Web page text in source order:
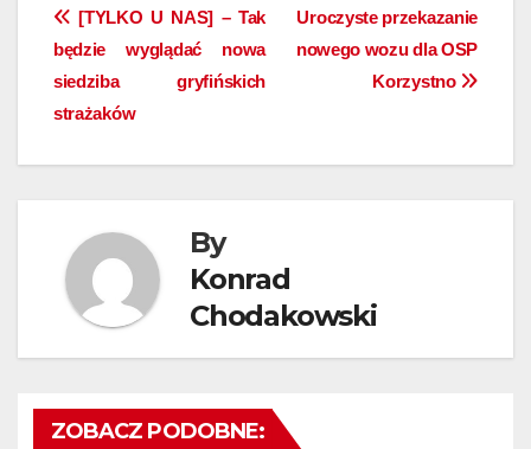
Nawigacja
wpisu
Uroczyste przekazanie
nowego wozu dla OSP
Korzystno
[TYLKO U NAS] – Tak
będzie wyglądać nowa
siedziba gryfińskich
strażaków
By
Konrad
Chodakowski
ZOBACZ PODOBNE: